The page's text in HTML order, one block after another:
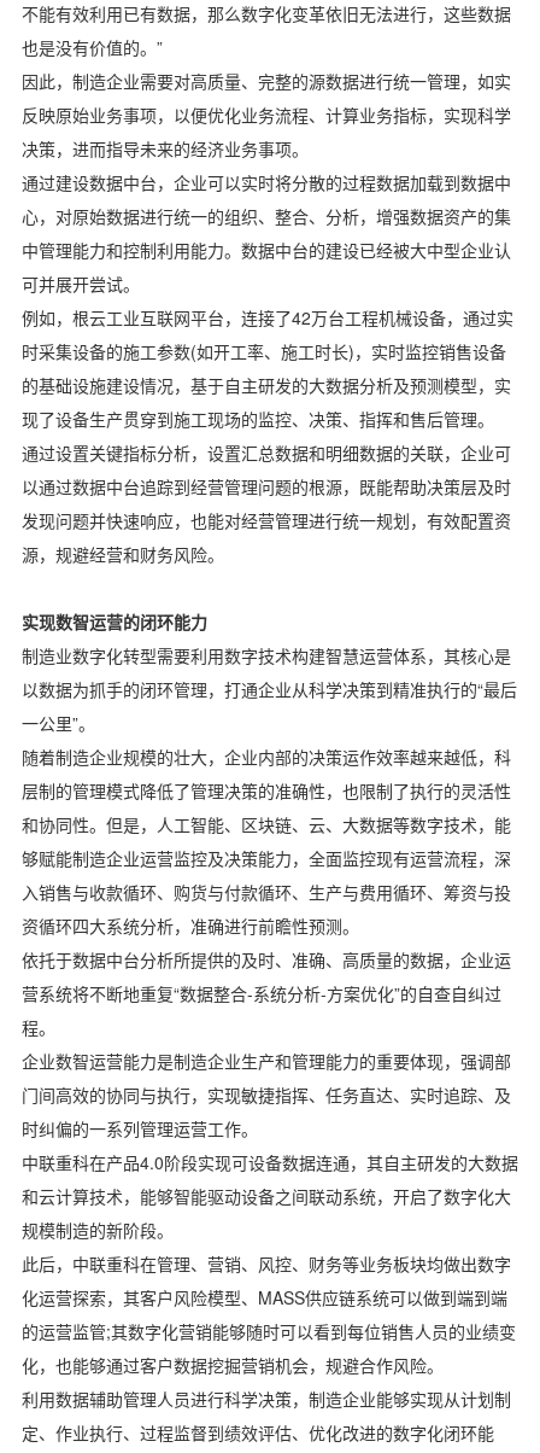
不能有效利用已有数据，那么数字化变革依旧无法进行，这些数据
也是没有价值的。”
因此，制造企业需要对高质量、完整的源数据进行统一管理，如实
反映原始业务事项，以便优化业务流程、计算业务指标，实现科学
决策，进而指导未来的经济业务事项。
通过建设数据中台，企业可以实时将分散的过程数据加载到数据中
心，对原始数据进行统一的组织、整合、分析，增强数据资产的集
中管理能力和控制利用能力。数据中台的建设已经被大中型企业认
可并展开尝试。
例如，根云工业互联网平台，连接了42万台工程机械设备，通过实
时采集设备的施工参数(如开工率、施工时长)，实时监控销售设备
的基础设施建设情况，基于自主研发的大数据分析及预测模型，实
现了设备生产贯穿到施工现场的监控、决策、指挥和售后管理。
通过设置关键指标分析，设置汇总数据和明细数据的关联，企业可
以通过数据中台追踪到经营管理问题的根源，既能帮助决策层及时
发现问题并快速响应，也能对经营管理进行统一规划，有效配置资
源，规避经营和财务风险。
实现数智运营的闭环能力
制造业数字化转型需要利用数字技术构建智慧运营体系，其核心是
以数据为抓手的闭环管理，打通企业从科学决策到精准执行的“最后
一公里”。
随着制造企业规模的壮大，企业内部的决策运作效率越来越低，科
层制的管理模式降低了管理决策的准确性，也限制了执行的灵活性
和协同性。但是，人工智能、区块链、云、大数据等数字技术，能
够赋能制造企业运营监控及决策能力，全面监控现有运营流程，深
入销售与收款循环、购货与付款循环、生产与费用循环、筹资与投
资循环四大系统分析，准确进行前瞻性预测。
依托于数据中台分析所提供的及时、准确、高质量的数据，企业运
营系统将不断地重复“数据整合-系统分析-方案优化”的自查自纠过
程。
企业数智运营能力是制造企业生产和管理能力的重要体现，强调部
门间高效的协同与执行，实现敏捷指挥、任务直达、实时追踪、及
时纠偏的一系列管理运营工作。
中联重科在产品4.0阶段实现可设备数据连通，其自主研发的大数据
和云计算技术，能够智能驱动设备之间联动系统，开启了数字化大
规模制造的新阶段。
此后，中联重科在管理、营销、风控、财务等业务板块均做出数字
化运营探索，其客户风险模型、MASS供应链系统可以做到端到端
的运营监管;其数字化营销能够随时可以看到每位销售人员的业绩变
化，也能够通过客户数据挖掘营销机会，规避合作风险。
利用数据辅助管理人员进行科学决策，制造企业能够实现从计划制
定、作业执行、过程监督到绩效评估、优化改进的数字化闭环能